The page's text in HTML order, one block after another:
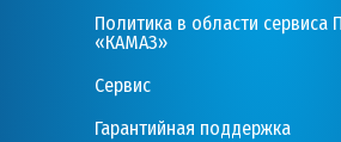
Политика в области сервиса
«КАМАЗ»
Сервис
Гарантийная поддержка